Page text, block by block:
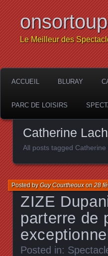
Le Meilleur des
ACCUEIL BLURAY
PARC DE LOISIRS
Catherine
All posts tagged Catherine
ZIZE
parterre de
Posted byGuy Courtheouxon28
Posted in: